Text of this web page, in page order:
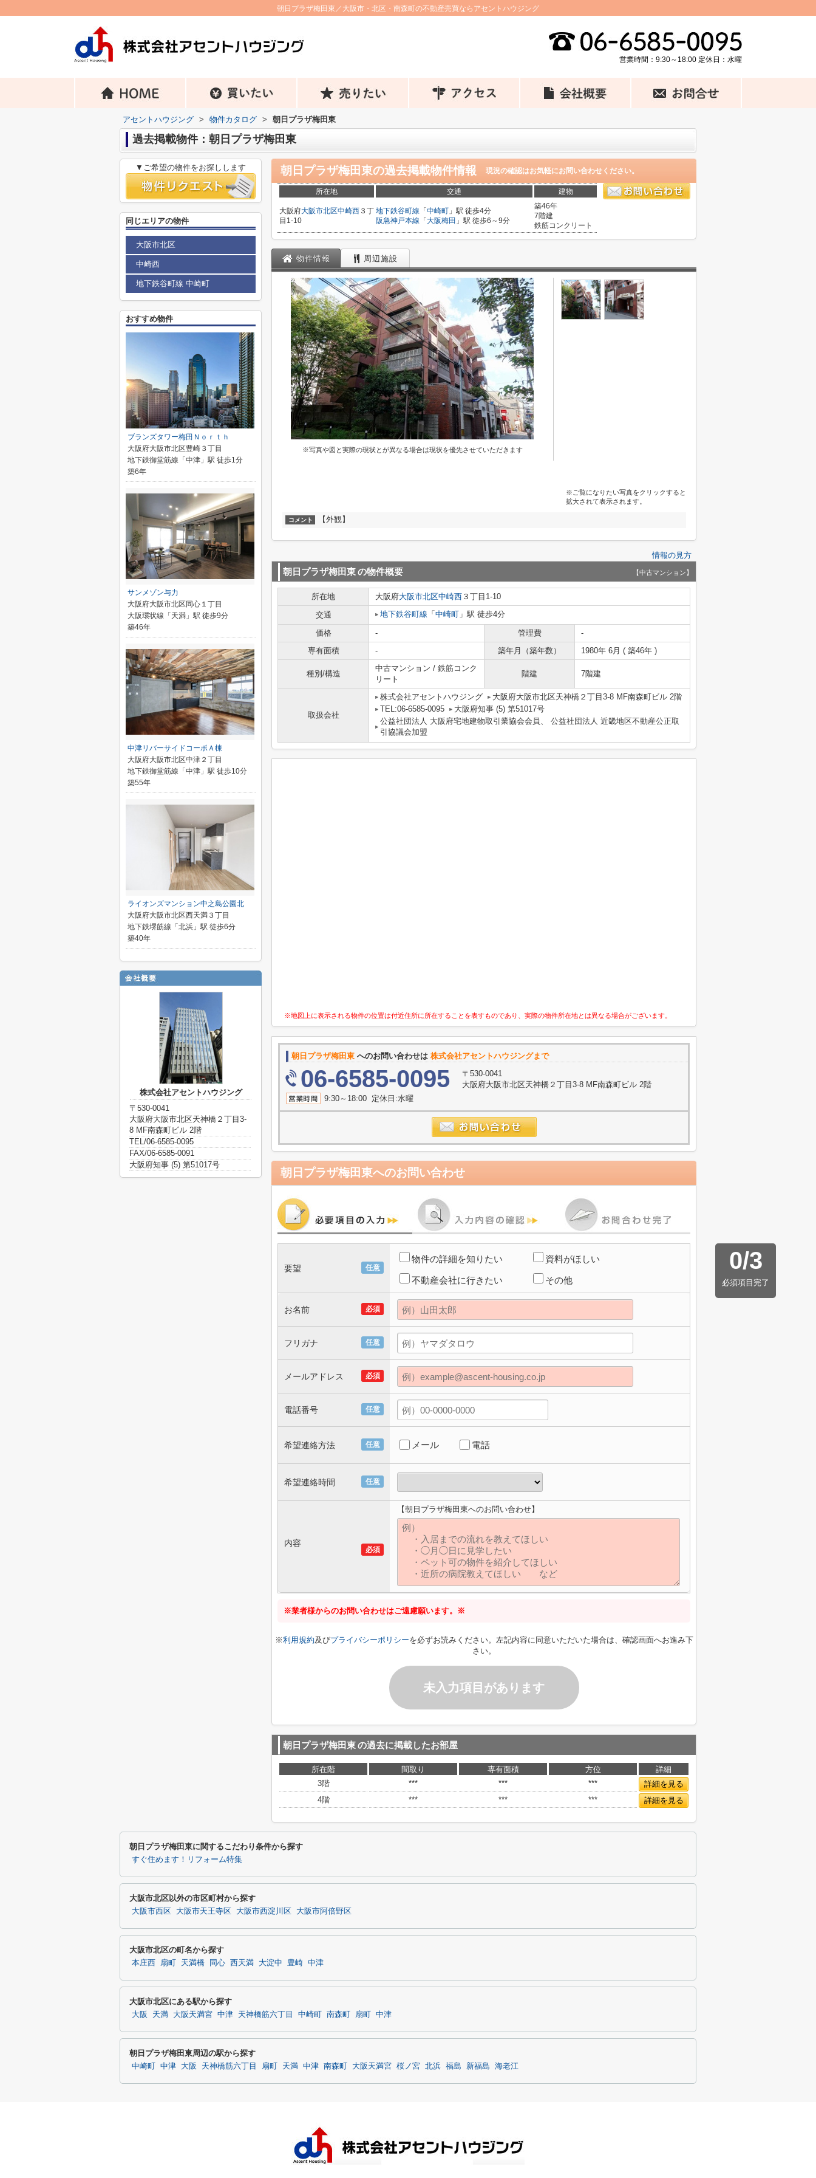
朝日プラザ梅田東／大阪市・北区・南森町の不動産売買ならアセントハウジング
営業時間：9:30～18:00 定休日：水曜
アセントハウジング > 物件カタログ > 朝日プラザ梅田東
過去掲載物件：朝日プラザ梅田東
朝日プラザ梅田東の過去掲載物件情報 現況の確認はお気軽にお問い合わせください。
所在地 交通 建物
大阪府大阪市北区中崎西 ３丁
目1-10
地下鉄谷町線 「 中崎町 」駅 徒歩4分
阪急神戸本線 「 大阪梅田 」駅 徒歩6～9分
築46年
7階建
鉄筋コンクリート
物件情報 周辺施設
※写真や図と実際の現状とが異なる場合は現状を優先させていただきます
※ご覧になりたい写真をクリックすると
拡大されて表示されます。
コメント 【外観】
情報の見方
朝日プラザ梅田東の物件概要 【中古マンション】
所在地 大阪府大阪市北区中崎西 ３丁目1-10
交通
地下鉄谷町線 「 中崎町 」駅 徒歩4分
価格 - 管理費
-
専有面積
- 築年月（築年数） 1980年 6月 ( 築46年 )
種別/構造
中古マンション / 鉄筋コンク
リート
階建 7階建
取扱会社
株式会社アセントハウジング
大阪府大阪市北区天神橋２丁目3-8 MF南森町ビル 2階
TEL:06-6585-0095
大阪府知事 (5) 第51017号
公益社団法人 大阪府宅地建物取引業協会会員、 公益社団法人 近畿地区不動産公正取
引協議会加盟
※地図上に表示される物件の位置は付近住所に所在することを表すものであり、実際の物件所在地とは異なる場合がございます。
朝日プラザ梅田東 へのお問い合わせは 株式会社アセントハウジングまで
06-6585-0095
〒530-0041
大阪府大阪市北区天神橋２丁目3-8 MF南森町ビル 2階
9:30～18:00 定休日:水曜
朝日プラザ梅田東へのお問い合わせ
0/3
必須項目完了
任意
要望
物件の詳細を知りたい 資料がほしい
不動産会社に行きたい その他
必須
お名前
任意
フリガナ
必須
メールアドレス
任意
電話番号
任意
希望連絡方法 メール 電話
任意
希望連絡時間
必須
内容
【朝日プラザ梅田東へのお問い合わせ】
※業者様からのお問い合わせはご遠慮願います。※
※利用規約及びプライバシーポリシーを必ずお読みください。左記内容に同意いただいた場合は、確認画面へお進み下
さい。
未入力項目があります
朝日プラザ梅田東の過去に掲載したお部屋
所在階 間取り 専有面積 方位
詳細
3階
*** *** ***
詳細を見る
4階
*** *** *** 詳細を見る
▼ご希望の物件をお探しします
同じエリアの物件
大阪市北区
中崎西
地下鉄谷町線 中崎町
おすすめ物件
ブランズタワー梅田Ｎｏｒｔｈ
大阪府大阪市北区豊崎３丁目
地下鉄御堂筋線「中津」駅 徒歩1分
築6年
サンメゾン与力
大阪府大阪市北区同心１丁目
大阪環状線「天満」駅 徒歩9分
築46年
中津リバーサイドコーポＡ棟
大阪府大阪市北区中津２丁目
地下鉄御堂筋線「中津」駅 徒歩10分
築55年
ライオンズマンション中之島公園北
大阪府大阪市北区西天満３丁目
地下鉄堺筋線「北浜」駅 徒歩6分
築40年
株式会社アセントハウジング
〒530-0041
大阪府大阪市北区天神橋２丁目3-
8 MF南森町ビル 2階
TEL/06-6585-0095
FAX/06-6585-0091
大阪府知事 (5) 第51017号
朝日プラザ梅田東に関するこだわり条件から探す
すぐ住めます！リフォーム特集
大阪市北区以外の市区町村から探す
大阪市西区 大阪市天王寺区 大阪市西淀川区 大阪市阿倍野区
大阪市北区の町名から探す
本庄西 扇町 天満橋 同心 西天満 大淀中 豊崎 中津
大阪市北区にある駅から探す
大阪 天満 大阪天満宮 中津 天神橋筋六丁目 中崎町 南森町 扇町 中津
朝日プラザ梅田東周辺の駅から探す
中崎町 中津 大阪 天神橋筋六丁目 扇町 天満 中津 南森町 大阪天満宮 桜ノ宮 北浜 福島 新福島 海老江